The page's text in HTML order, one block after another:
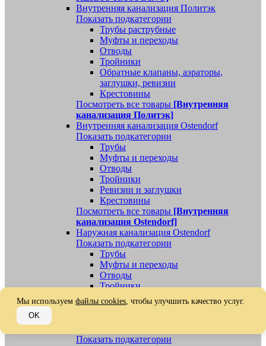
Внутренняя канализация Политэк
Показать подкатегории
Трубы раструбные
Муфты и переходы
Отводы
Тройники
Обратные клапаны, аэраторы,
заглушки, ревизии
Крестовины
Посмотреть все товары [Внутренняя
канализация Политэк]
Внутренняя канализация Ostendorf
Показать подкатегории
Трубы
Муфты и переходы
Отводы
Тройники
Ревизии и заглушки
Крестовины
Посмотреть все товары [Внутренняя
канализация Ostendorf]
Наружная канализация Ostendorf
Показать подкатегории
Трубы
Муфты и переходы
Отводы
Тройники
Ревизии, заглушки, обратные клапаны
Посмотреть все товары[Наружная
Показать подкатегории
Мы используем файлы cookies, чтобы улучшить качество услуг.
OK